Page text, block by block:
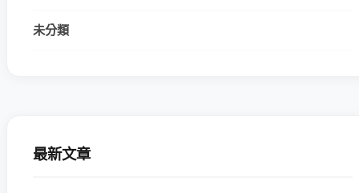
未分類
最新文章